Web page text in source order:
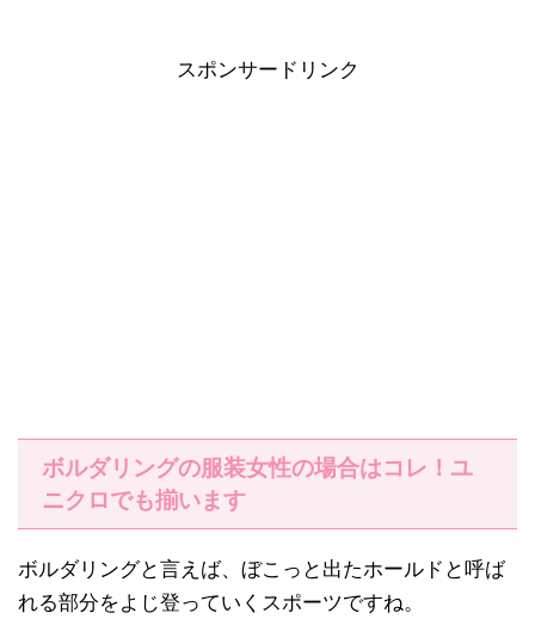
スポンサードリンク
ボルダリングの服装女性の場合はコレ！ユ
ニクロでも揃います
ボルダリングと言えば、ぼこっと出たホールドと呼ば
れる部分をよじ登っていくスポーツですね。